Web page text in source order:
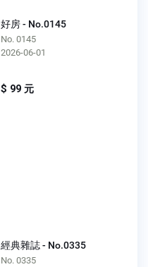
好房 - No.0145
No. 0145
2026-06-01
$ 99 元
經典雜誌 - No.0335
No. 0335